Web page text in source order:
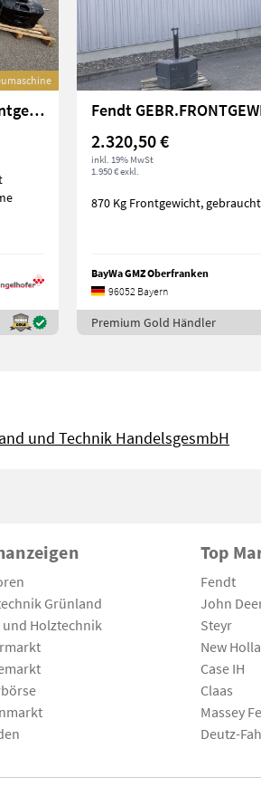
Sonstige Frontgewicht / Frontgewichte Guss
2.320,50 €
inkl. 19% MwSt
1.950 € exkl.
870 Kg Frontgewicht,
BayWa GMZ Oberfranken
96052 Bayern
Premium Gold Händler
und Technik HandelsgesmbH
Grünland
und Holztechnik
Top
Fendt
John
Steyr
New
Case IH
Claas
Massey
Deutz-